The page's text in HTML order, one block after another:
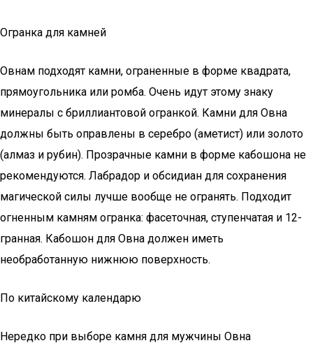
Огранка для камней
Овнам подходят камни, ограненные в форме квадрата,
прямоугольника или ромба. Очень идут этому знаку
минералы с бриллиантовой огранкой. Камни для Овна
должны быть оправлены в серебро (аметист) или золото
(алмаз и рубин). Прозрачные камни в форме кабошона не
рекомендуются. Лабрадор и обсидиан для сохранения
магической силы лучше вообще не огранять. Подходит
огненным камням огранка: фасеточная, ступенчатая и 12-
гранная. Кабошон для Овна должен иметь
необработанную нижнюю поверхность.
По китайскому календарю
Нередко при выборе камня для мужчины Овна